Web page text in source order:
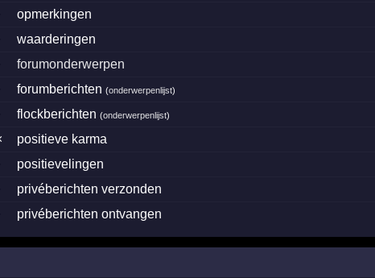
opmerkingen
waarderingen
forumonderwerpen
forumberichten(onderwerpenlijst)
flockberichten(onderwerpenlijst)
positieve karma
positievelingen
privéberichten verzonden
privéberichten ontvangen